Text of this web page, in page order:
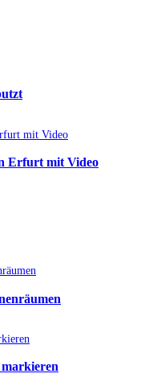
Erfurt mit Video